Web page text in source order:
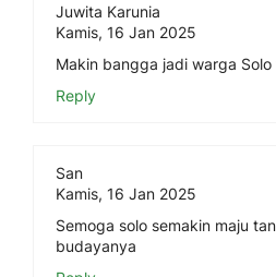
Juwita Karunia
Kamis, 16 Jan 2025
Makin bangga jadi warga
Reply
San
Kamis, 16 Jan 2025
Semoga solo semakin maju
budayanya